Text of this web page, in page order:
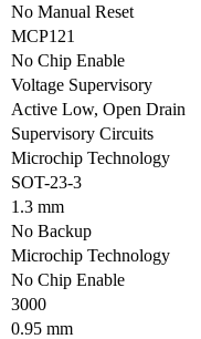
No Manual Reset
MCP121
No Chip Enable
Voltage Supervisory
Active Low, Open Drain
Supervisory Circuits
Microchip Technology
SOT-23-3
1.3 mm
No Backup
Microchip Technology
No Chip Enable
3000
0.95 mm